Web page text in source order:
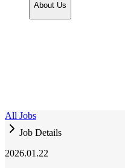
About Us
All Jobs
Job Details
2026.01.22